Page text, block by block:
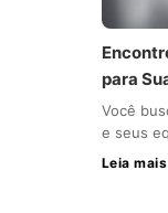
para
Você
e seus
Leia mais